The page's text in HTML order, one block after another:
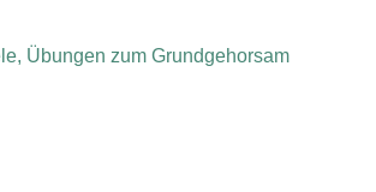
Übungen zum Grundgehorsam